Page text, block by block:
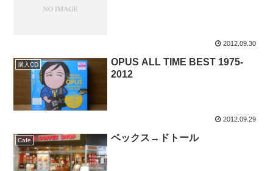
2012.09.30
購入CD
OPUS ALL TIME BEST 1975-
2012
2012.09.29
Cafe ベックス→ドトール